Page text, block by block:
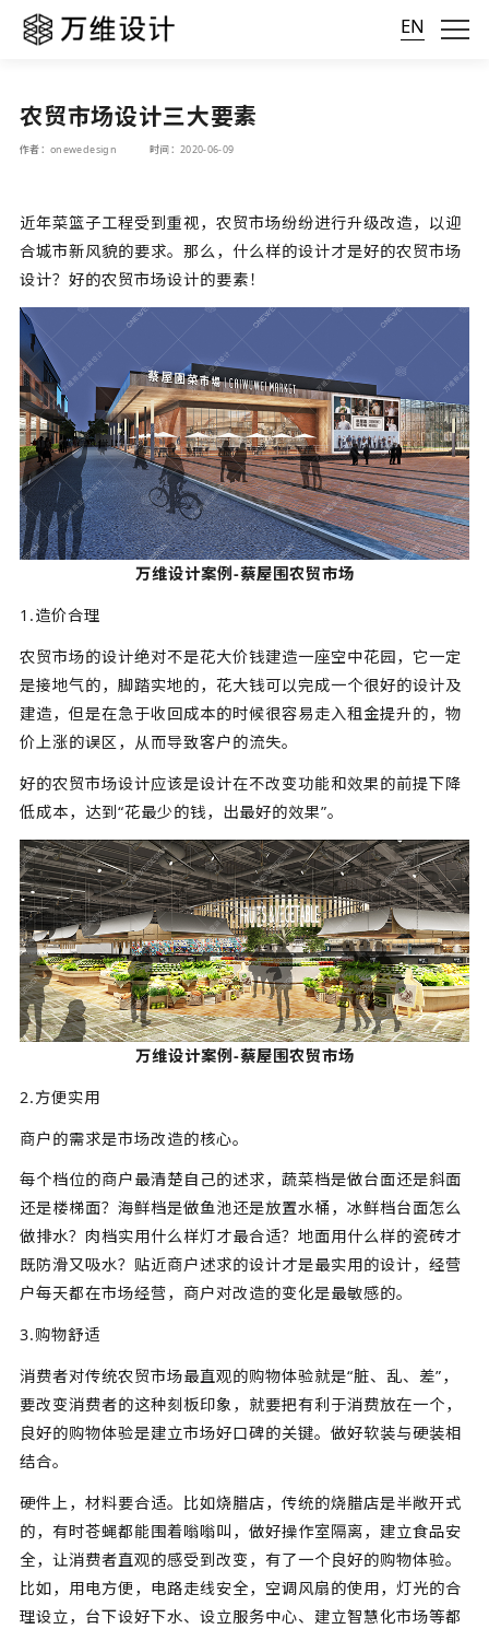
EN
农贸市场设计三大要素
作者：onewedesign 时间：2020-06-09
近年菜篮子工程受到重视，农贸市场纷纷进行升级改造，以迎
合城市新风貌的要求。那么，什么样的设计才是好的农贸市场
设计？好的农贸市场设计的要素！
万维设计案例-蔡屋围农贸市场
1.造价合理
农贸市场的设计绝对不是花大价钱建造一座空中花园，它一定
是接地气的，脚踏实地的，花大钱可以完成一个很好的设计及
建造，但是在急于收回成本的时候很容易走入租金提升的，物
价上涨的误区，从而导致客户的流失。
好的农贸市场设计应该是设计在不改变功能和效果的前提下降
低成本，达到“花最少的钱，出最好的效果”。
万维设计案例-蔡屋围农贸市场
2.方便实用
商户的需求是市场改造的核心。
每个档位的商户最清楚自己的述求，蔬菜档是做台面还是斜面
还是楼梯面？海鲜档是做鱼池还是放置水桶，冰鲜档台面怎么
做排水？肉档实用什么样灯才最合适？地面用什么样的瓷砖才
既防滑又吸水？贴近商户述求的设计才是最实用的设计，经营
户每天都在市场经营，商户对改造的变化是最敏感的。
3.购物舒适
消费者对传统农贸市场最直观的购物体验就是“脏、乱、差”，
要改变消费者的这种刻板印象，就要把有利于消费放在一个，
良好的购物体验是建立市场好口碑的关键。做好软装与硬装相
结合。
硬件上，材料要合适。比如烧腊店，传统的烧腊店是半敞开式
的，有时苍蝇都能围着嗡嗡叫，做好操作室隔离，建立食品安
全，让消费者直观的感受到改变，有了一个良好的购物体验。
比如，用电方便，电路走线安全，空调风扇的使用，灯光的合
理设立，台下设好下水、设立服务中心、建立智慧化市场等都